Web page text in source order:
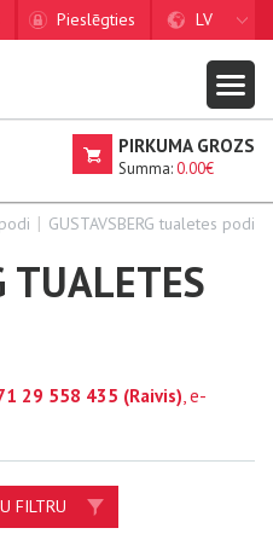
Pieslēgties LV
PIRKUMA GROZS
Summa:0.00€
GUSTAVSBERG tualetes podi
TUALETES
29 558 435 (Raivis), e-
FILTRU